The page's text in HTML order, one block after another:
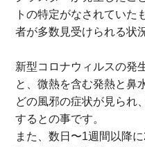
トの特定がなされていた
者が多数見受けられる状
新型コロナウィルスの発
と、微熱を含む発熱と鼻
どの風邪の症状が見られ
するとの事です。
また、数日〜1週間以降